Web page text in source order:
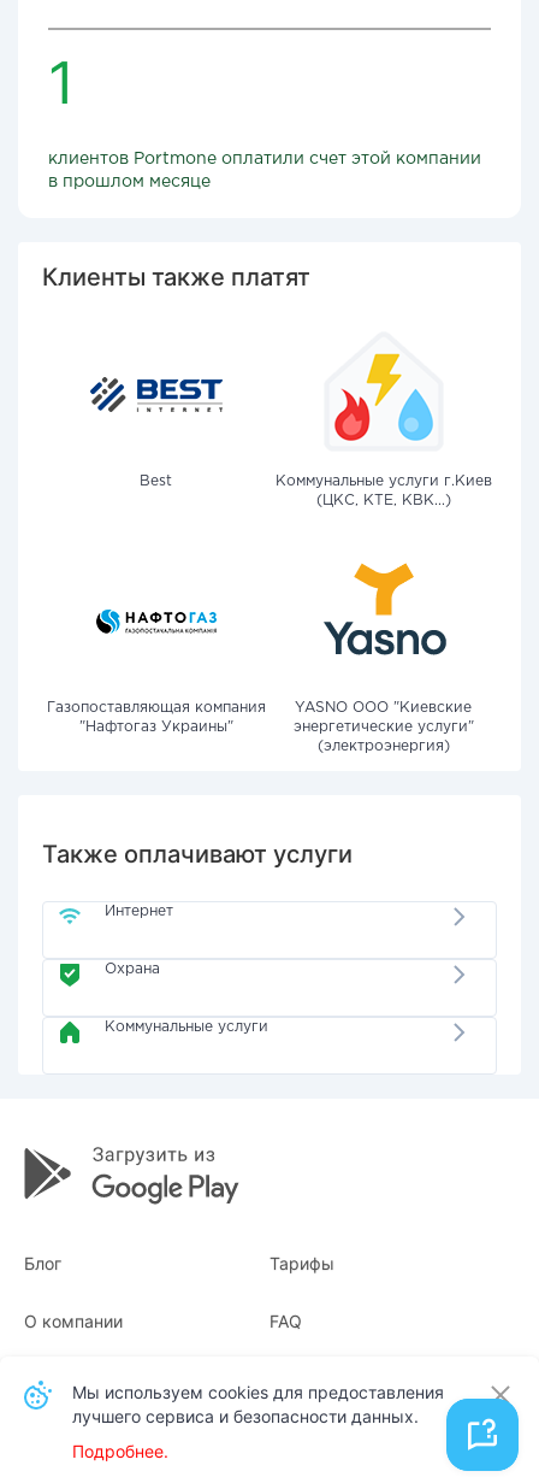
1
клиентов Portmone оплатили счет этой компании
в прошлом месяце
Клиенты также платят
Best
Коммунальные услуги г.Киев
(ЦКС, КТЕ, КВК...)
Газопоставляющая компания
"Нафтогаз Украины"
YASNO OOO "Киевские
энергетические услуги"
(электроэнергия)
Также оплачивают услуги
Интернет
Охрана
Коммунальные услуги
Блог Тарифы
О компании
Квитанции
FAQ
Мы используем cookies для предоставления
лучшего сервиса и безопасности данных.
Подробнее.